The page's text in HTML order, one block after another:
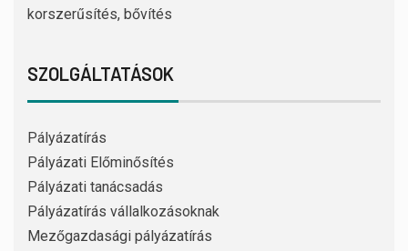
korszerűsítés, bővítés
SZOLGÁLTATÁSOK
Pályázatírás
Pályázati Előminősítés
Pályázati tanácsadás
Pályázatírás vállalkozásoknak
Mezőgazdasági pályázatírás